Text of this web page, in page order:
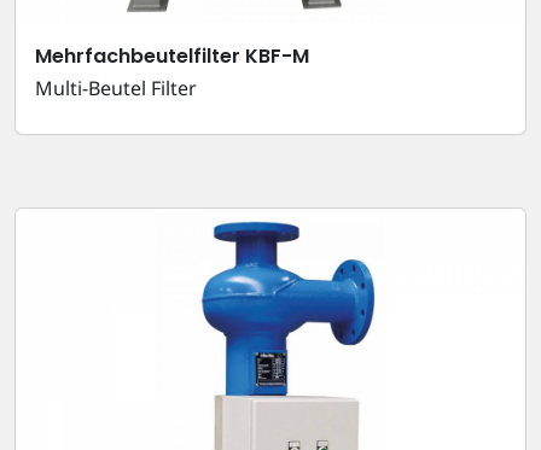
Mehrfachbeutelfilter KBF-M
Multi-Beutel Filter